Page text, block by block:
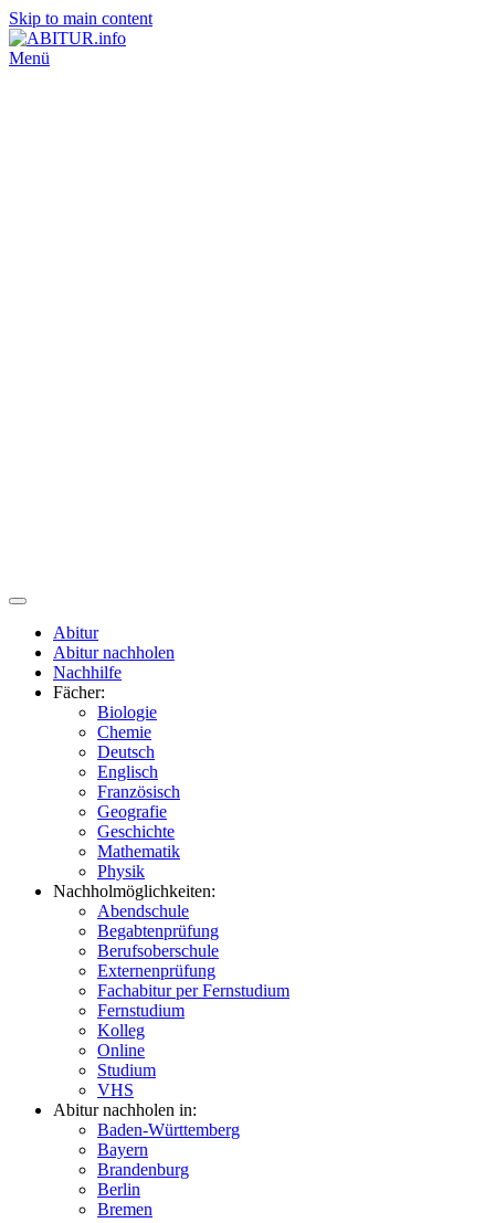
Skip to main content
Menü
Abitur
Abitur nachholen
Nachhilfe
Fächer:
Biologie
Chemie
Deutsch
Englisch
Französisch
Geografie
Geschichte
Mathematik
Physik
Nachholmöglichkeiten:
Abendschule
Begabtenprüfung
Berufsoberschule
Externenprüfung
Fachabitur per Fernstudium
Fernstudium
Kolleg
Online
Studium
VHS
Abitur nachholen in:
Baden-Württemberg
Bayern
Brandenburg
Berlin
Bremen